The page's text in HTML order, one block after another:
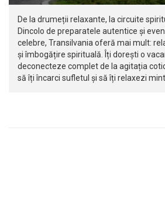
De la drumeții relaxante, la circuite
Dincolo de preparatele autentice și
celebre, Transilvania oferă mai mult:
și îmbogățire spirituală. Îți dorești o
deconecteze complet de la agitația
să îți încarci sufletul și să îți relaxezi